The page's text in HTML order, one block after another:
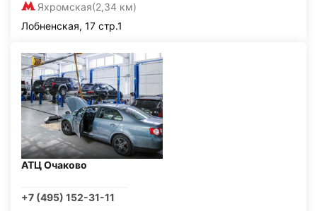
Яхромская(2,34 км)
Лобненская, 17 стр.1
АТЦ Очаково
+7 (495) 152-31-11